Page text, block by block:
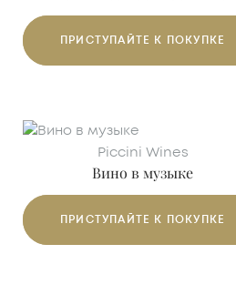
ПРИСТУПАЙТЕ К ПОКУПКЕ
Piccini Wines
Вино в музыке
ПРИСТУПАЙТЕ К ПОКУПКЕ